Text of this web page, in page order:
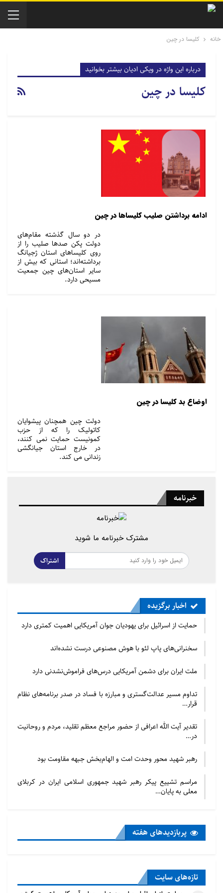
خانه کلیسا در چین
درباره این واژه در ویکی ادیان بیشتر بخوانید
کلیسا در چین
ادامه برداشتن صلیب کلیساها در چین
در دو سال گذشته مقام‌های
دولت پکن صدها صلیب را از
روی کلیساهای استان ژجیانگ
برداشته‌اند؛ استانی که بیش از
سایر استان‌های چین جمعیت
مسیحی دارد.
اوضاع بد کلیسا در چین
دولت چین همچنان پیشوایان
کاتولیک را که از حزب
کمونیست حمایت نمی کنند،
در خارج استان جیانگشی
زندانی می کند.
خبرنامه
مشترک خبرنامه ما شوید
اشتراک
اخبار برگزیده
حمایت از اسرائیل برای یهودیان جوان آمریکایی اهمیت کمتری دارد
سخنرانی‌های پاپ لئو با هوش مصنوعی درست نشده‌اند
ملت ایران برای دشمن آمریکایی درس‌های فراموش‌نشدنی دارد
تداوم مسیر عدالت‌گستری و مبارزه با فساد در صدر برنامه‌های نظام
قرار…
تقدیر آیت الله اعرافی از حضور مراجع معظم تقلید، مردم و روحانیت
در…
رهبر شهید محور وحدت امت و الهام‌بخش جبهه مقاومت بود
مراسم تشییع پیکر رهبر شهید جمهوری اسلامی ایران در کربلای
معلی به پایان…
پربازدید‌های هفته
تازه‌‌های سایت